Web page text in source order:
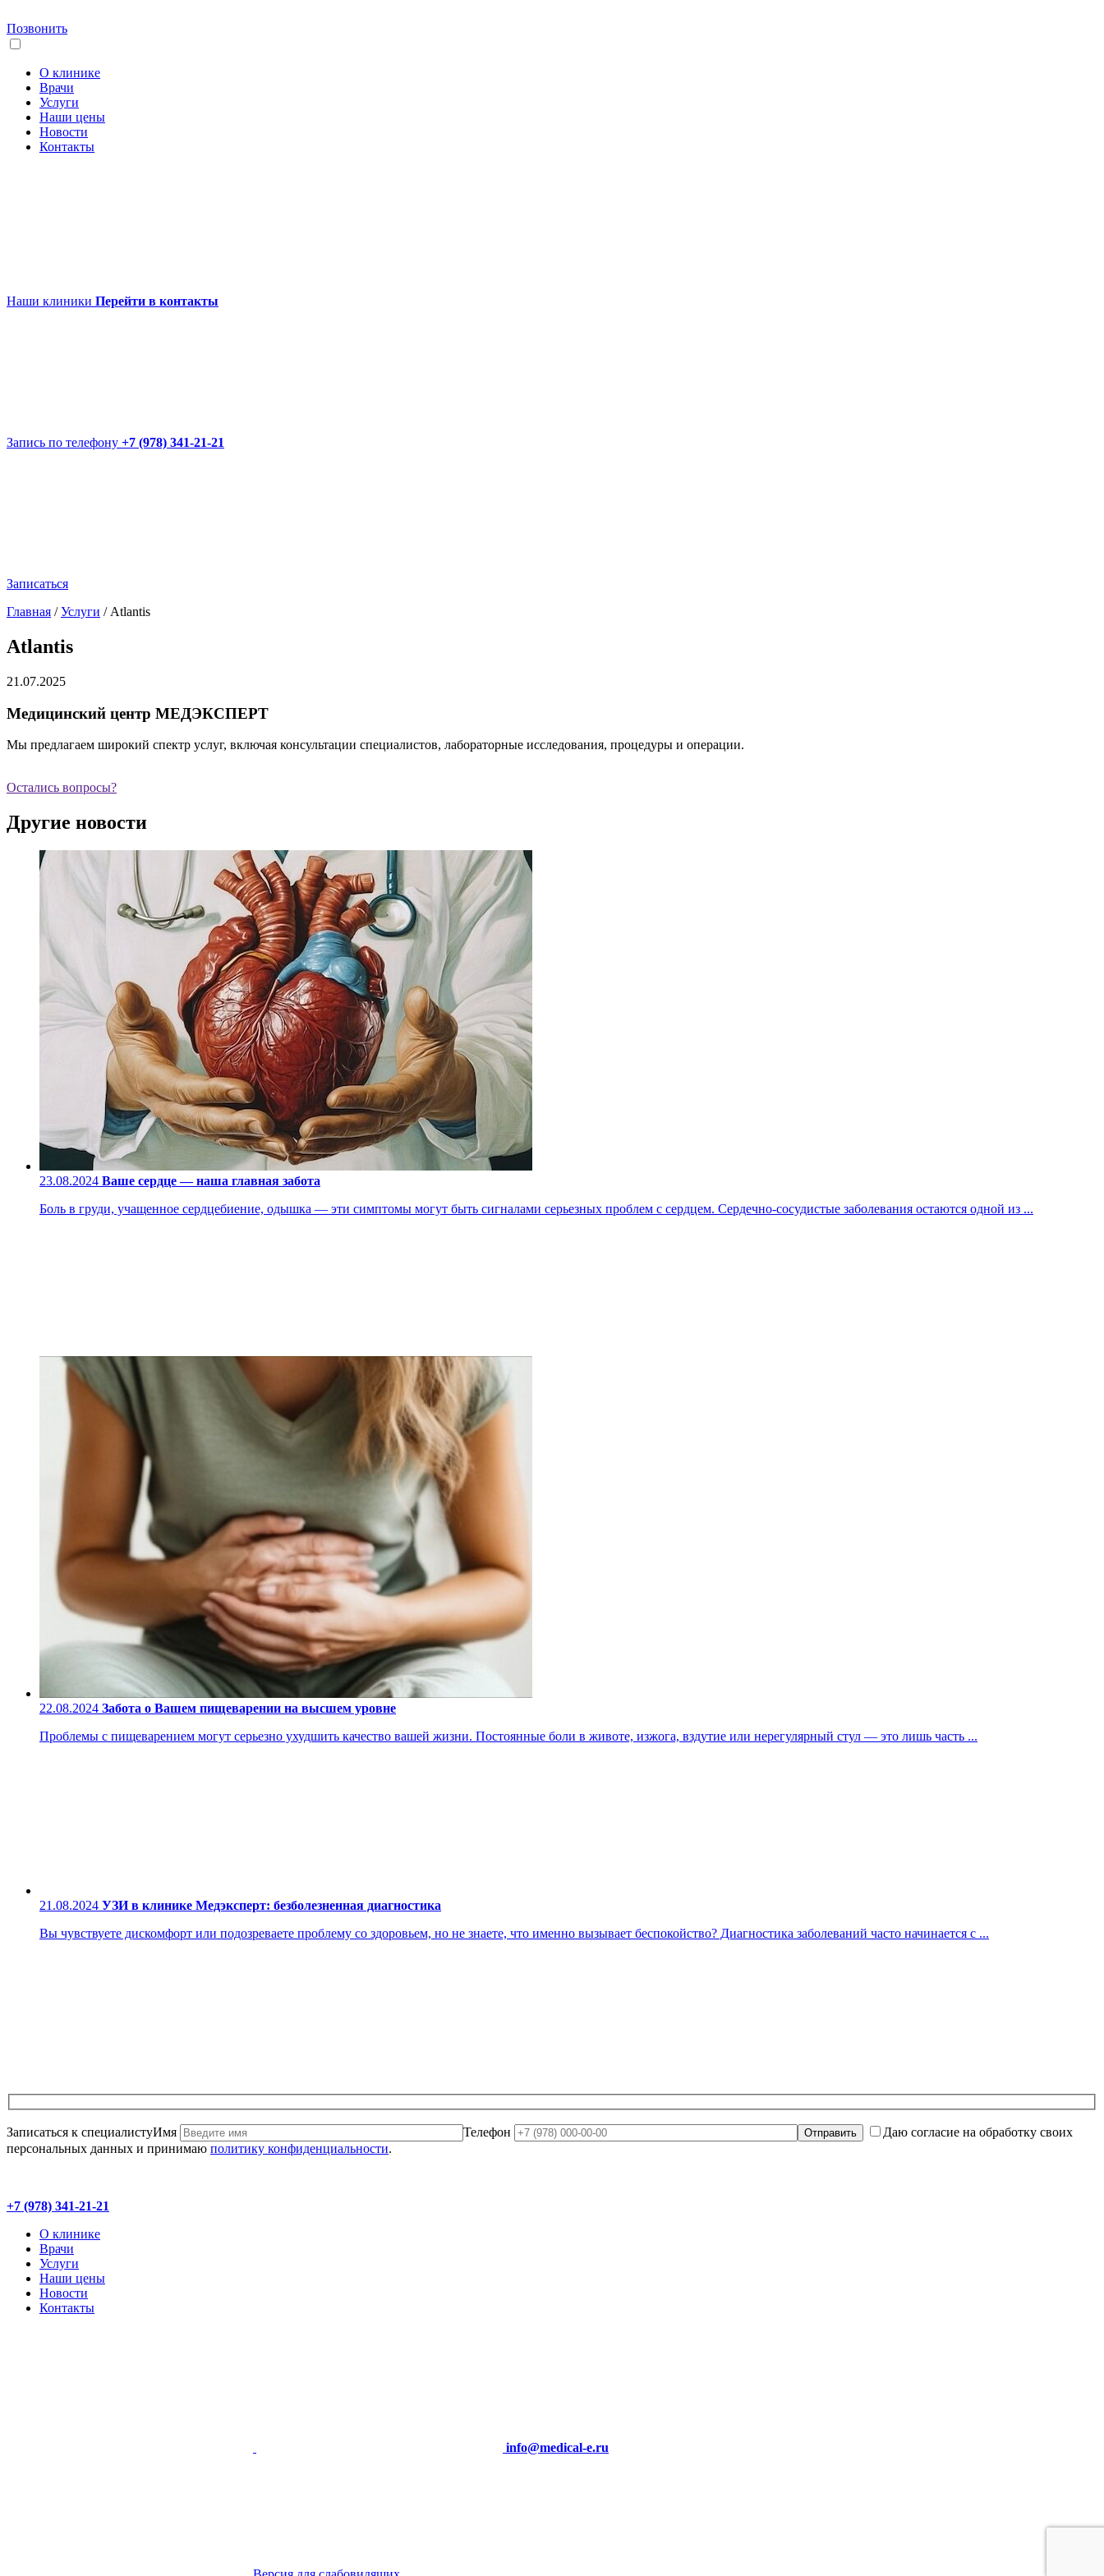
Позвонить
О клинике
Врачи
Услуги
Наши цены
Новости
Контакты
Наши клиники Перейти в контакты
Запись по телефону +7 (978) 341-21-21
Записаться
Главная /Услуги / Atlantis
Atlantis
21.07.2025
Медицинский центр МЕДЭКСПЕРТ
Мы предлагаем широкий спектр услуг, включая консультации специалистов, лабораторные исследования, процедуры и операции.
Остались вопросы?
Другие новости
23.08.2024 Ваше сердце — наша главная забота
Боль в груди, учащенное сердцебиение, одышка — эти симптомы могут быть сигналами серьезных проблем с сердцем. Сердечно-сосудистые заболевания остаются одной из ...
22.08.2024 Забота о Вашем пищеварении на высшем уровне
Проблемы с пищеварением могут серьезно ухудшить качество вашей жизни. Постоянные боли в животе, изжога, вздутие или нерегулярный стул — это лишь часть ...
21.08.2024 УЗИ в клинике Медэксперт: безболезненная диагностика
Вы чувствуете дискомфорт или подозреваете проблему со здоровьем, но не знаете, что именно вызывает беспокойство? Диагностика заболеваний часто начинается с ...
Записаться к специалистуИмя Телефон
Даю согласие на обработку своих
персональных данных и принимаю политику конфиденциальности.
+7 (978) 341-21-21
О клинике
Врачи
Услуги
Наши цены
Новости
Контакты
info@medical-e.ru